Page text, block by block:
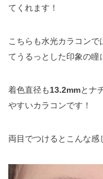
てくれます！
こちらも水光カラコンで
てうるっとした印象の瞳
着色直径も13.2mmとナ
やすいカラコンです！
両目でつけるとこんな感